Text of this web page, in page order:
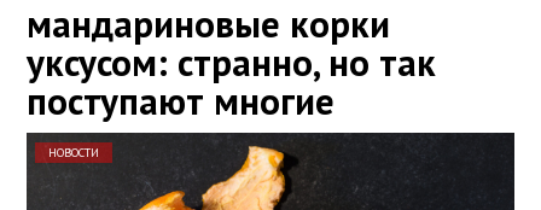
мандариновые корки
уксусом: странно, но так
поступают многие
НОВОСТИ